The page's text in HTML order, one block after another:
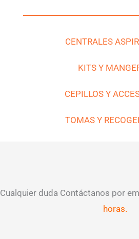
CENTRALES
KITS Y
CEPILLOS Y
TOMAS Y
Cualquier duda Contáctanos por
horas.